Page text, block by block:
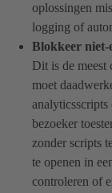
oplossingen
logging of
Blokkeer niet-
Dit is de meest
moet
bezoeker
zonder scripts
te openen in
controleren of